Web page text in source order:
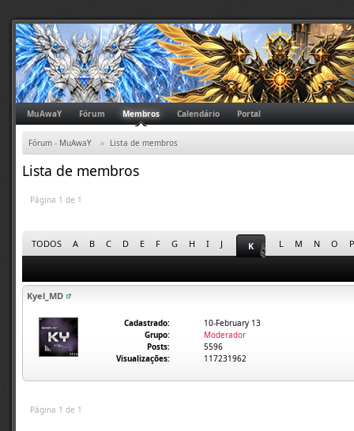
MuAwaY Fórum Membros Calendário Portal
Fórum - MuAwaY » Lista de membros
Lista de membros
Página 1 de 1
TODOS A B C D E F G H I J K L M N O P
Kyel_MD
Cadastrado:
10-February 13
Grupo:
Moderador
Posts:
5596
Visualizações:
117231962
Página 1 de 1